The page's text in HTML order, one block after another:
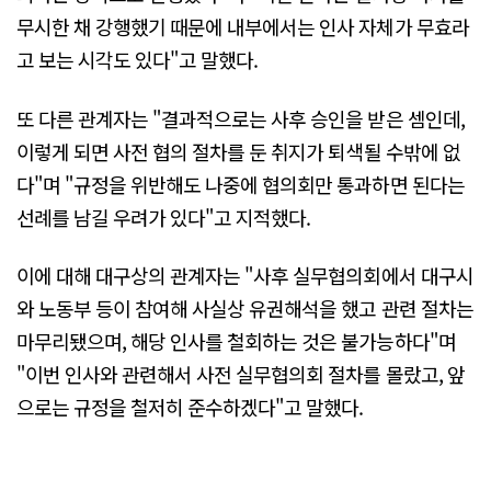
무시한 채 강행했기 때문에 내부에서는 인사 자체가 무효라
고 보는 시각도 있다"고 말했다.
또 다른 관계자는 "결과적으로는 사후 승인을 받은 셈인데,
이렇게 되면 사전 협의 절차를 둔 취지가 퇴색될 수밖에 없
다"며 "규정을 위반해도 나중에 협의회만 통과하면 된다는
선례를 남길 우려가 있다"고 지적했다.
이에 대해 대구상의 관계자는 "사후 실무협의회에서 대구시
와 노동부 등이 참여해 사실상 유권해석을 했고 관련 절차는
마무리됐으며, 해당 인사를 철회하는 것은 불가능하다"며
"이번 인사와 관련해서 사전 실무협의회 절차를 몰랐고, 앞
으로는 규정을 철저히 준수하겠다"고 말했다.